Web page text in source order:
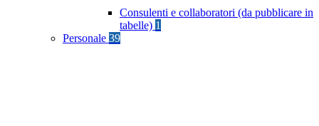
Consulenti e collaboratori (da pubblicare in
tabelle) 1
Personale 39